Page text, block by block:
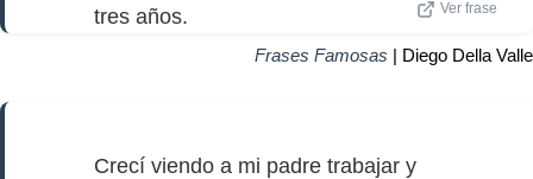
tres años.
Ver frase
Frases Famosas | Diego Della Valle
Crecí viendo a mi padre trabajar y